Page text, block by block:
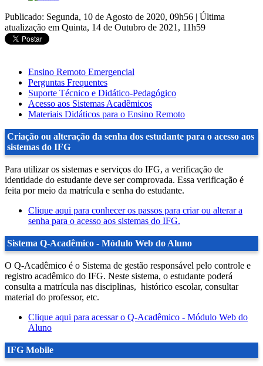
Publicado: Segunda, 10 de Agosto de 2020, 09h56 | Última
atualização em Quinta, 14 de Outubro de 2021, 11h59
Ensino Remoto Emergencial
Perguntas Frequentes
Suporte Técnico e Didático-Pedagógico
Acesso aos Sistemas Acadêmicos
Materiais Didáticos para o Ensino Remoto
Criação ou alteração da senha dos estudante para o acesso aos
sistemas do IFG
Para utilizar os sistemas e serviços do IFG, a verificação de
identidade do estudante deve ser comprovada. Essa verificação é
feita por meio da matrícula e senha do estudante.
Clique aqui para conhecer os passos para criar ou alterar a
senha para o acesso aos sistemas do IFG.
Sistema Q-Acadêmico - Módulo Web do Aluno
O Q-Acadêmico é o Sistema de gestão responsável pelo controle e
registro acadêmico do IFG. Neste sistema, o estudante poderá
consulta a matrícula nas disciplinas, histórico escolar, consultar
material do professor, etc.
Clique aqui para acessar o Q-Acadêmico - Módulo Web do
Aluno
IFG Mobile